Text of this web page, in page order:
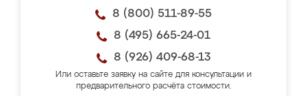
8 (800) 511-89-55
8 (495) 665-24-01
8 (926) 409-68-13
Или оставьте заявку на сайте для консультации и
предварительного расчёта стоимости.